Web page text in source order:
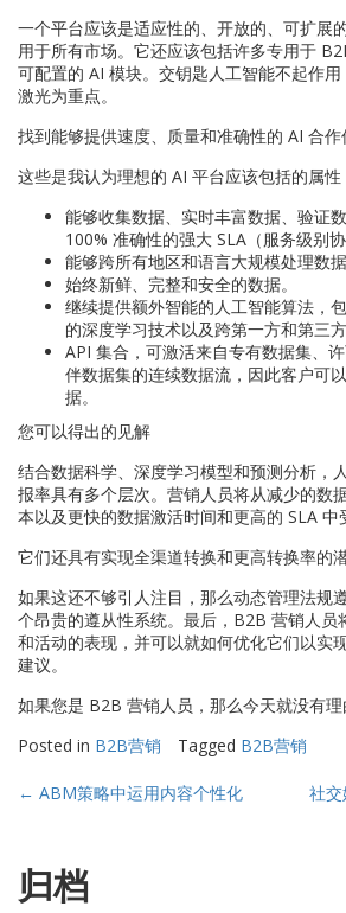
一个平台应该是适应性的、开放的、可扩展
用于所有市场。它还应该包括许多专用于
可配置的 AI 模块。交钥匙人工智能不起作
激光为重点。
找到能够提供速度、质量和准确性的 AI 合作
这些是我认为理想的 AI 平台应该包括的属性
能够收集数据、实时丰富数据、验证
100% 准确性的强大 SLA（服务级别协
能够跨所有地区和语言大规模处理数据
始终新鲜、完整和安全的数据。
继续提供额外智能的人工智能算法，
的深度学习技术以及跨第一方和第三
API 集合，可激活来自专有数据集、
伴数据集的连续数据流，因此客户可
据。
您可以得出的见解
结合数据科学、深度学习模型和预测分析，
报率具有多个层次。营销人员将从减少的数
本以及更快的数据激活时间和更高的 SLA 中
它们还具有实现全渠道转换和更高转换率的潜
如果这还不够引人注目，那么动态管理法规
个昂贵的遵从性系统。最后，B2B 营销人员
和活动的表现，并可以就如何优化它们以实
建议。
如果您是 B2B 营销人员，那么今天就没有理
Posted in B2B营销 Tagged B2B营销
Post
← ABM策略中运用内容个性化 社
归档